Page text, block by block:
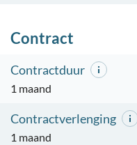
Contract
Contractduur
1 maand
Contractverlenging
1 maand